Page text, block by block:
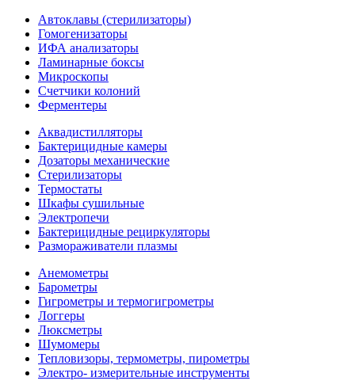
Автоклавы (стерилизаторы)
Гомогенизаторы
ИФА анализаторы
Ламинарные боксы
Микроскопы
Счетчики колоний
Ферментеры
Аквадистилляторы
Бактерицидные камеры
Дозаторы механические
Стерилизаторы
Термостаты
Шкафы сушильные
Электропечи
Бактерицидные рециркуляторы
Размораживатели плазмы
Анемометры
Барометры
Гигрометры и термогигрометры
Логгеры
Люксметры
Шумомеры
Тепловизоры, термометры, пирометры
Электро- измерительные инструменты